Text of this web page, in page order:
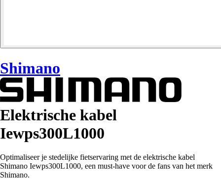
Shimano
Elektrische kabel
Iewps300L1000
Optimaliseer je stedelijke fietservaring met de elektrische kabel
Shimano Iewps300L1000, een must-have voor de fans van het merk
Shimano.